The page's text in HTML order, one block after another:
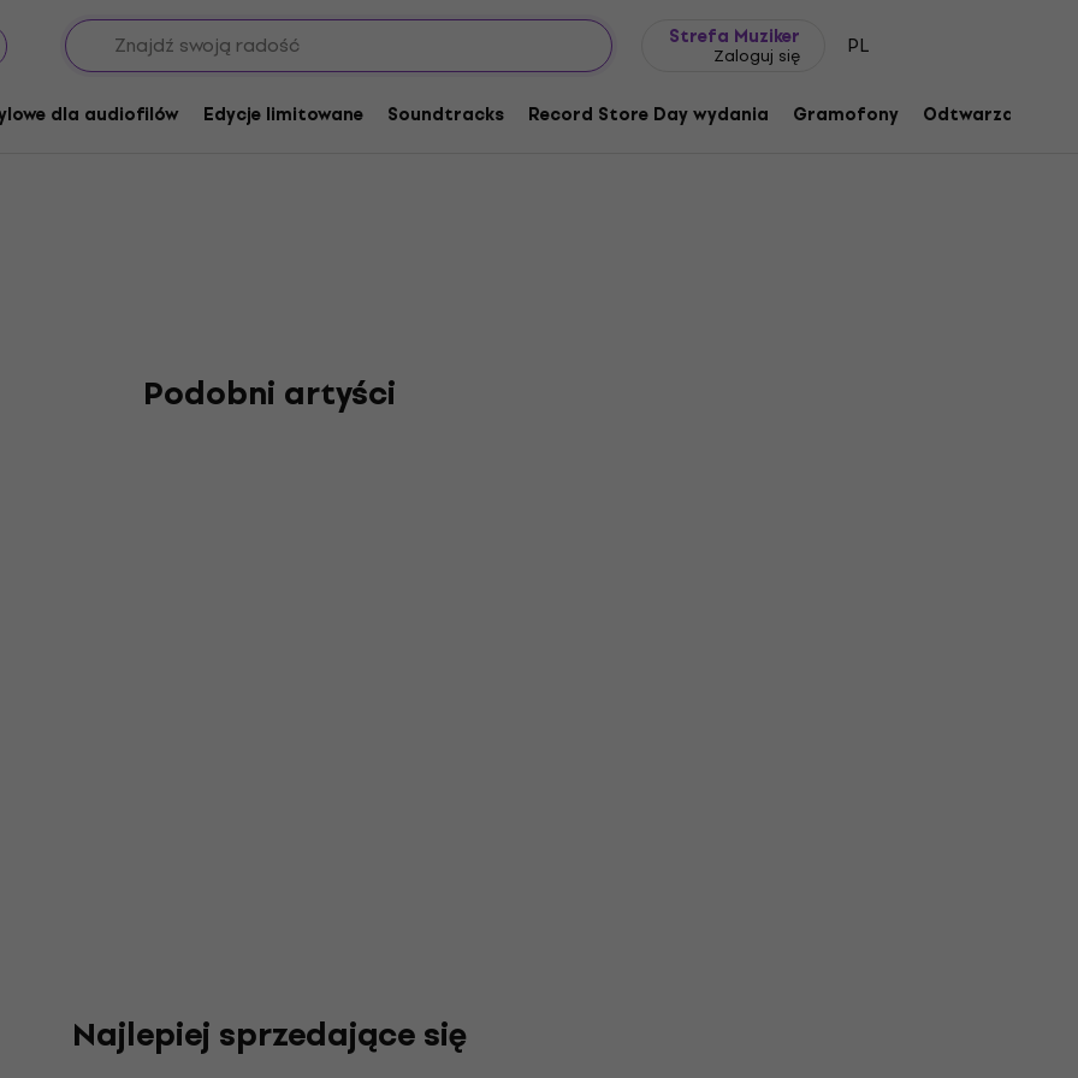
Strefa Muziker
Zaloguj się PL
dla audiofilów Edycje limitowane Soundtracks Record Store Day wydania Gramofony Odtwarzacze
Sunshine Vapor
Podobni artyści
Najlepiej sprzedające się